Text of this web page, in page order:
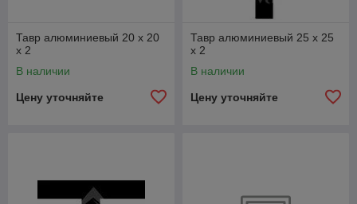
Тавр алюминиевый 20 х 20
x 2
В наличии
Цену уточняйте
Тавр алюминиевый 25 х 25
x 2
В наличии
Цену уточняйте